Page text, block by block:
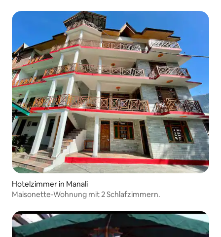
Hotelzimmer in Manali
Maisonette-Wohnung mit 2 Schlafzimmern.